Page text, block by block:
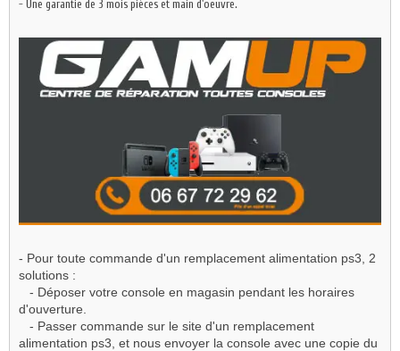
- Une garantie de 3 mois pièces et main d'oeuvre.
- Pour toute commande d'un remplacement alimentation ps3, 2
solutions :
- Déposer votre console en magasin pendant les horaires
d'ouverture.
- Passer commande sur le site d'un remplacement
alimentation ps3 , et nous envoyer la console avec une copie du